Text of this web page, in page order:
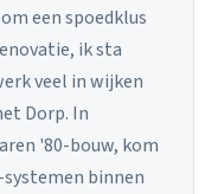
een spoedklus
ik sta
veel in wijken
Dorp. In
'80-bouw, kom
systemen binnen